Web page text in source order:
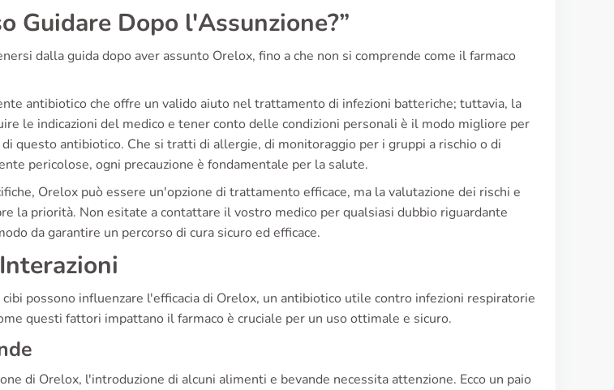
Guidare Dopo l'Assunzione?”
dalla guida dopo aver assunto Orelox, fino a che non si comprende come il farmaco
antibiotico che offre un valido aiuto nel trattamento di infezioni batteriche; tuttavia, la
le indicazioni del medico e tener conto delle condizioni personali è il modo migliore per
questo antibiotico. Che si tratti di allergie, di monitoraggio per i gruppi a rischio o di
pericolose, ogni precauzione è fondamentale per la salute.
Orelox può essere un'opzione di trattamento efficace, ma la valutazione dei rischi e
la priorità. Non esitate a contattare il vostro medico per qualsiasi dubbio riguardante
da garantire un percorso di cura sicuro ed efficace.
possono influenzare l'efficacia di Orelox, un antibiotico utile contro infezioni respiratorie
questi fattori impattano il farmaco è cruciale per un uso ottimale e sicuro.
di Orelox, l'introduzione di alcuni alimenti e bevande necessita attenzione. Ecco un paio